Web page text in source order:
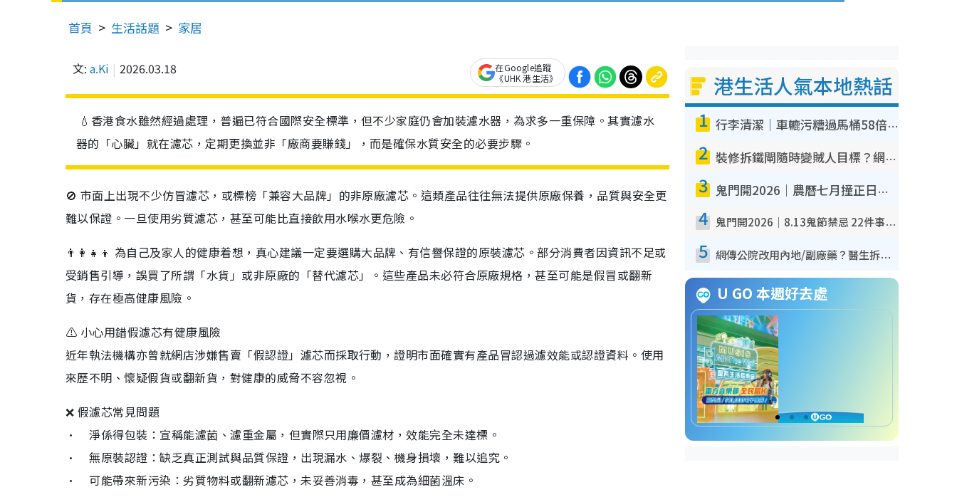
首頁 生活話題 家居
文: a.Ki 2026.03.18
在Google追蹤
《UHK 港生活》
💧香港食水雖然經過處理，普遍已符合國際安全標準，但不少家庭仍會加裝濾水器，為求多一重保障。其實濾水
器的「心臟」就在濾芯，定期更換並非「廠商要賺錢」，而是確保水質安全的必要步驟。
🚫 市面上出現不少仿冒濾芯，或標榜「兼容大品牌」的非原廠濾芯。這類產品往往無法提供原廠保養，品質與安全更
難以保證。一旦使用劣質濾芯，甚至可能比直接飲用水喉水更危險。
👨‍👩‍👧‍👦 為自己及家人的健康着想，真心建議一定要選購大品牌、有信譽保證的原裝濾芯。部分消費者因資訊不足或
受銷售引導，誤買了所謂「水貨」或非原廠的「替代濾芯」。這些產品未必符合原廠規格，甚至可能是假冒或翻新
貨，存在極高健康風險。
⚠️ 小心用錯假濾芯有健康風險
近年執法機構亦曾就網店涉嫌售賣「假認證」濾芯而採取行動，證明市面確實有產品冒認過濾效能或認證資料。使用
來歷不明、懷疑假貨或翻新貨，對健康的威脅不容忽視。
❌ 假濾芯常見問題
• 淨係得包裝：宣稱能濾菌、濾重金屬，但實際只用廉價濾材，效能完全未達標。
• 無原裝認證：缺乏真正測試與品質保證，出現漏水、爆裂、機身損壞，難以追究。
• 可能帶來新污染：劣質物料或翻新濾芯，未妥善消毒，甚至成為細菌溫床。
港生活人氣本地熱話
1 行李清潔｜車轆污糟過馬桶58倍！專家警告忌用酒精抹 教1招免污手除菌
2 裝修拆鐵閘隨時變賊人目標？網民揭2大關鍵用途：裝新式等於白裝？附新舊鐵閘分別
3 鬼門開2026｜農曆七月撞正日全食特別邪？專家警告切忌做一事！揭4大禁忌+2招保平安
4 鬼門開2026｜8.13鬼節禁忌 22件事唔做得！燒肉、刺身要少食？半夜勿吹口哨/打呢個電話
5 網傳公院改用內地/副廠藥？醫生拆解正副廠分別 揭4類人換藥隨時出事
U GO 本週好去處